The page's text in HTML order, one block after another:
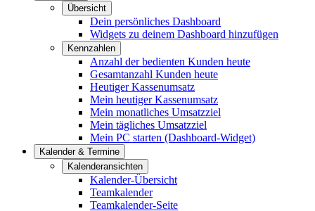
Übersicht
Dein persönliches Dashboard
Widgets zu deinem Dashboard hinzufügen
Kennzahlen
Anzahl der bedienten Kunden heute
Gesamtanzahl Kunden heute
Heutiger Kassenumsatz
Mein heutiger Kassenumsatz
Mein monatliches Umsatzziel
Mein tägliches Umsatzziel
Mein PC starten (Dashboard-Widget)
Kalender & Termine
Kalenderansichten
Kalender-Übersicht
Teamkalender
Teamkalender-Seite